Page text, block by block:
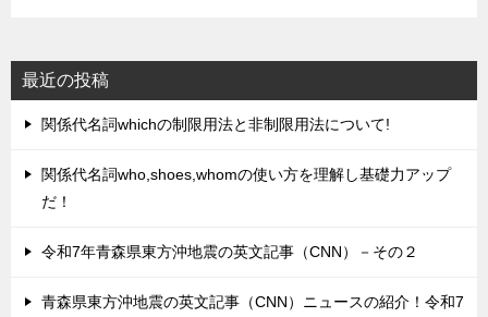
最近の投稿
関係代名詞whichの制限用法と非制限用法について!
関係代名詞who,shoes,whomの使い方を理解し基礎力アップ
だ！
令和7年青森県東方沖地震の英文記事（CNN）－その２
青森県東方沖地震の英文記事（CNN）ニュースの紹介！令和7